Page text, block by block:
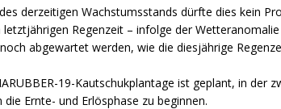
derzeitigen Wachstumsstands dürfte dies kein
letztjährigen Regenzeit – infolge der
abgewartet werden, wie die diesjährige
19-Kautschukplantage ist geplant, in der
die Ernte- und Erlösphase zu beginnen.